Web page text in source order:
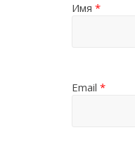
Имя *
Email *